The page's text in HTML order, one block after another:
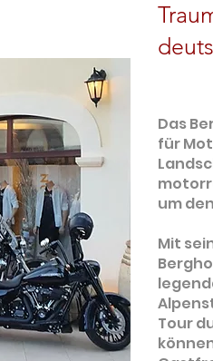
in Grassau
Das
für
um
Mit
Tour